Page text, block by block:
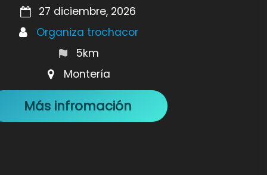
27 diciembre, 2026
Organiza trochacor
5km
Montería
Más infromación